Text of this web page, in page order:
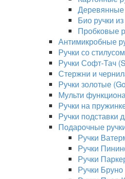
Деревянные
Био ручки
Пробковые
Антимикробные
Ручки со стилусом
Ручки Софт-Тач
Стержни и
Ручки золотые
Мульти
Ручки на
Ручки подставки
Подарочные
Ручки
Ручки
Ручки
Ручки